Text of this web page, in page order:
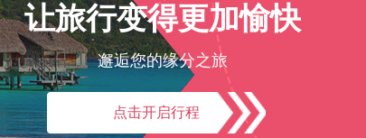
让旅行变得更加愉快
邂逅您的缘分之旅
点击开启行程